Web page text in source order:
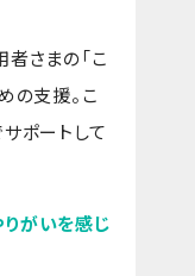
さまの「こ
の支援。こ
ポートして
がいを感じ